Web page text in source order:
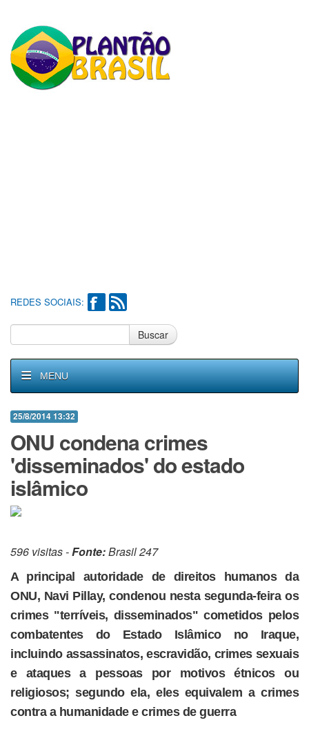
REDES SOCIAIS:
Buscar
MENU
25/8/2014 13:32
ONU condena crimes
'disseminados' do estado
islâmico
596 visitas -Fonte:Brasil 247
A principal autoridade de direitos humanos da
ONU, Navi Pillay, condenou nesta segunda-feira os
crimes "terríveis, disseminados" cometidos pelos
combatentes do Estado Islâmico no Iraque,
incluindo assassinatos, escravidão, crimes sexuais
e ataques a pessoas por motivos étnicos ou
religiosos; segundo ela, eles equivalem a crimes
contra a humanidade e crimes de guerra